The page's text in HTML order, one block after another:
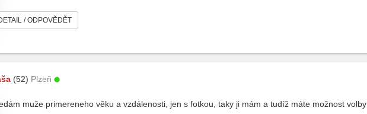
/ ODPOVĚDĚT
(52) Plzeň
muže primereneho věku a vzdálenosti, jen s fotkou, taky ji mám a tudíž máte možnost volby